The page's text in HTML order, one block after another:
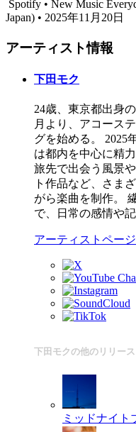
Spotify • New Music
Japan) • 2025年11月20日
アーティスト情報
下田モク
24歳、東京都出身
月より、アコース
グを始める。 2025
は都内を中心に精
旅先で出会う風景
ト作品など、さま
がら楽曲を制作。
で、日常の感情や
アーティストペー
下田モクの他のリリース
ミッドナイト